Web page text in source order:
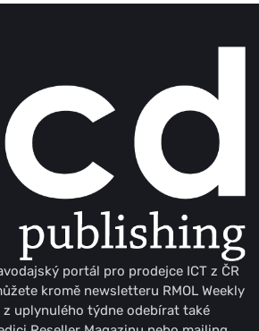
portál pro prodejce ICT z ČR
kromě newsletteru RMOL Weekly
uplynulého týdne odebírat také